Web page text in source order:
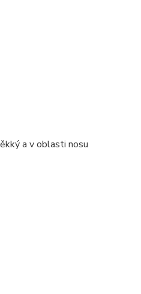
a v oblasti nosu